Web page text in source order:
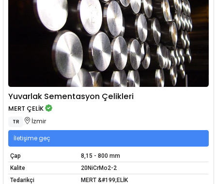
Yuvarlak Sementasyon Çelikleri
MERT ÇELİK
TR İzmir
İletişime geç
Çap
8,15 - 800 mm
Kalite
20NiCrMo2-2
Tedarikçi
MERT &#199;ELİK